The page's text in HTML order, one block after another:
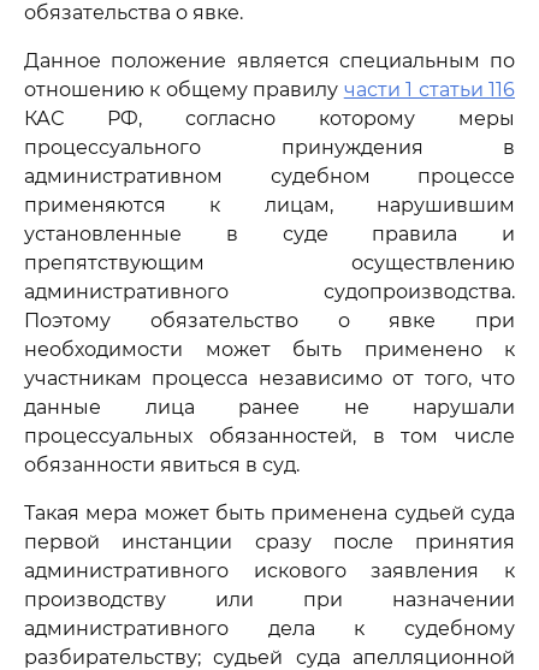
обязательства о явке.
Данное положение является специальным по
отношению к общему правилу части 1 статьи 116
КАС РФ, согласно которому меры
процессуального принуждения в
административном судебном процессе
применяются к лицам, нарушившим
установленные в суде правила и
препятствующим осуществлению
административного судопроизводства.
Поэтому обязательство о явке при
необходимости может быть применено к
участникам процесса независимо от того, что
данные лица ранее не нарушали
процессуальных обязанностей, в том числе
обязанности явиться в суд.
Такая мера может быть применена судьей суда
первой инстанции сразу после принятия
административного искового заявления к
производству или при назначении
административного дела к судебному
разбирательству; судьей суда апелляционной